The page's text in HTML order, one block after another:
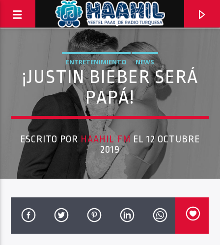
6:30 AM 8:30 AM
ENTRETENIMIENTO NEWS
¡JUSTIN BIEBER SERÁ
PAPÁ!
ESCRITO POR HAAHIL FM EL 12 OCTUBRE
2019